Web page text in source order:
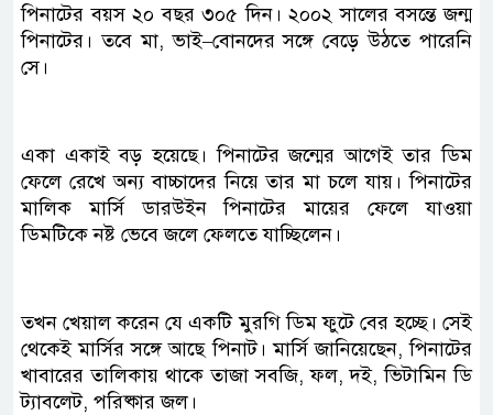
পিনাটের বয়স ২০ বছর ৩০৫ দিন। ২০০২ সালের বসন্তে জন্ম
পিনাটের। তবে মা, ভাই–বোনদের সঙ্গে বেড়ে উঠতে পারেনি
সে।
একা একাই বড় হয়েছে। পিনাটের জন্মের আগেই তার ডিম
ফেলে রেখে অন্য বাচ্চাদের নিয়ে তার মা চলে যায়। পিনাটের
মালিক মার্সি ডারউইন পিনাটের মায়ের ফেলে যাওয়া
ডিমটিকে নষ্ট ভেবে জলে ফেলতে যাচ্ছিলেন।
তখন খেয়াল করেন যে একটি মুরগি ডিম ফুটে বের হচ্ছে। সেই
থেকেই মার্সির সঙ্গে আছে পিনাট। মার্সি জানিয়েছেন, পিনাটের
খাবারের তালিকায় থাকে তাজা সবজি, ফল, দই, ভিটামিন ডি
ট্যাবলেট, পরিষ্কার জল।